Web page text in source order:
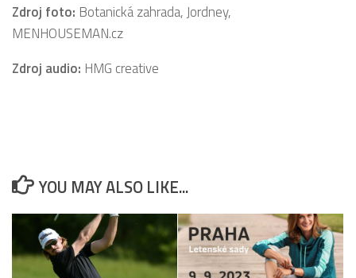
Zdroj foto: Botanická zahrada, Jordney,
MENHOUSEMAN.cz
Zdroj audio: HMG creative
YOU MAY ALSO LIKE...